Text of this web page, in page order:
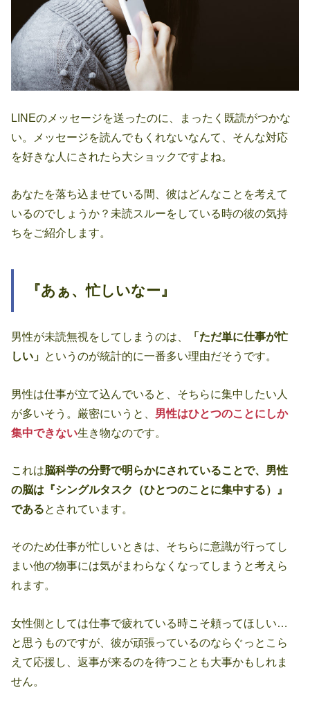
LINEのメッセージを送ったのに、まったく既読がつかな
い。メッセージを読んでもくれないなんて、そんな対応
を好きな人にされたら大ショックですよね。
あなたを落ち込ませている間、彼はどんなことを考えて
いるのでしょうか？未読スルーをしている時の彼の気持
ちをご紹介します。
『あぁ、忙しいなー』
男性が未読無視をしてしまうのは、
「ただ単に仕事が忙
しい」 というのが統計的に一番多い理由だそうです。
男性は仕事が立て込んでいると、そちらに集中したい人
が多いそう。厳密にいうと、 男性はひとつのことにしか
集中できない生き物なのです。
これは脳科学の分野で明らかにされていることで、男性
の脳は『シングルタスク（ひとつのことに集中する）』
であるとされています。
そのため仕事が忙しいときは、そちらに意識が行ってし
まい他の物事には気がまわらなくなってしまうと考えら
れます。
女性側としては仕事で疲れている時こそ頼ってほしい…
と思うものですが、彼が頑張っているのならぐっとこら
えて応援し、返事が来るのを待つことも大事かもしれま
せん。